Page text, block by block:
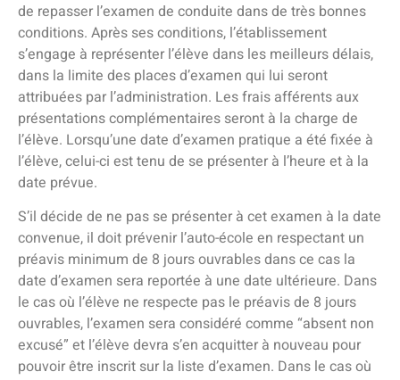
de repasser l’examen de conduite dans de très bonnes
conditions. Après ses conditions, l’établissement
s’engage à représenter l’élève dans les meilleurs délais,
dans la limite des places d’examen qui lui seront
attribuées par l’administration. Les frais afférents aux
présentations complémentaires seront à la charge de
l’élève. Lorsqu’une date d’examen pratique a été fixée à
l’élève, celui-ci est tenu de se présenter à l’heure et à la
date prévue.
S’il décide de ne pas se présenter à cet examen à la date
convenue, il doit prévenir l’auto-école en respectant un
préavis minimum de 8 jours ouvrables dans ce cas la
date d’examen sera reportée à une date ultérieure. Dans
le cas où l’élève ne respecte pas le préavis de 8 jours
ouvrables, l’examen sera considéré comme “absent non
excusé” et l’élève devra s’en acquitter à nouveau pour
pouvoir être inscrit sur la liste d’examen. Dans le cas où